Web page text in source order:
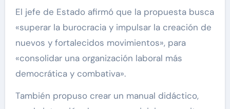
El jefe de Estado afirmó que la propuesta busca
«superar la burocracia y impulsar la creación de
nuevos y fortalecidos movimientos», para
«consolidar una organización laboral más
democrática y combativa».
También propuso crear un manual didáctico,